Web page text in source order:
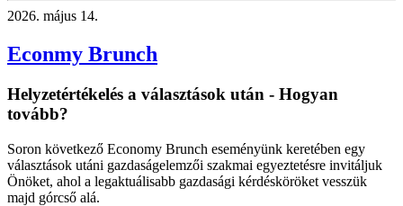
2026. május 14.
Econmy Brunch
Helyzetértékelés a választások után - Hogyan
tovább?
Soron következő Economy Brunch eseményünk keretében egy
választások utáni gazdaságelemzői szakmai egyeztetésre invitáljuk
Önöket, ahol a legaktuálisabb gazdasági kérdésköröket vesszük
majd górcső alá.